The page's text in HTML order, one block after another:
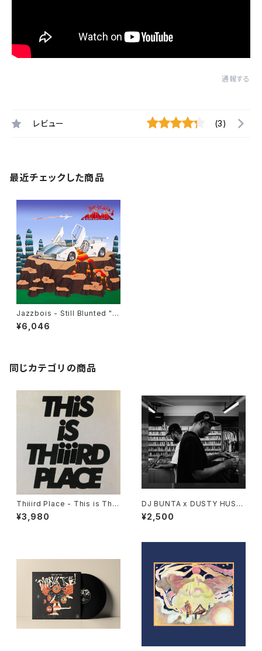
通報する
レビュー (3)
最近チェックした商品
Jazzbois - Still Blunted "L
P"
¥6,046
同じカテゴリの商品
Thiiird Place - This is Thiii
rd Place "LP"
¥3,980
DJ BUNTA x DUSTY HUSK
Y - 47 CAMPiN DIGGiN "C
D"
¥2,500